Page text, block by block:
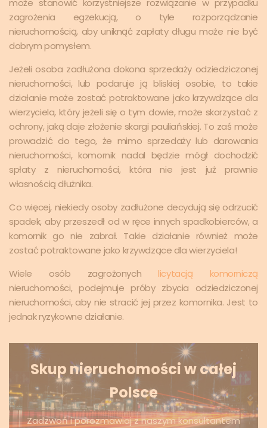
może stanowić korzystniejsze rozwiązanie w przypadku
zagrożenia egzekucją, o tyle rozporządzanie
nieruchomością, aby uniknąć zapłaty długu może nie być
dobrym pomysłem.
Jeżeli osoba zadłużona dokona sprzedaży odziedziczonej
nieruchomości, lub podaruje ją bliskiej osobie, to takie
działanie może zostać potraktowane jako krzywdzące dla
wierzyciela, który jeżeli się o tym dowie, może skorzystać z
ochrony, jaką daje złożenie skargi pauliańskiej. To zaś może
prowadzić do tego, że mimo sprzedaży lub darowania
nieruchomości, komornik nadal będzie mógł dochodzić
spłaty z nieruchomości, która nie jest już prawnie
własnością dłużnika.
Co więcej, niekiedy osoby zadłużone decydują się odrzucić
spadek, aby przeszedł od w ręce innych spadkobierców, a
komornik go nie zabrał. Takie działanie również może
zostać potraktowane jako krzywdzące dla wierzyciela!
Wiele osób zagrożonychlicytacją komorniczą
nieruchomości, podejmuje próby zbycia odziedziczonej
nieruchomości, aby nie stracić jej przez komornika. Jest to
jednak ryzykowne działanie.
Skup nieruchomości w całej
Polsce
Zadzwoń i porozmawiaj z naszym konsultantem